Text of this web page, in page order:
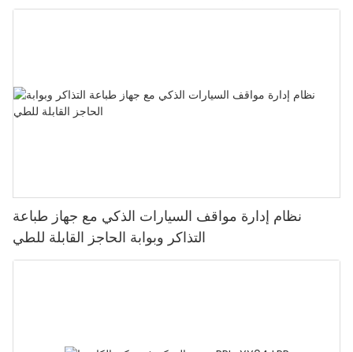
نظام إدارة مواقف السيارات الذكي مع جهاز طباعة
التذاكر وبوابة الحاجز القابلة للطي